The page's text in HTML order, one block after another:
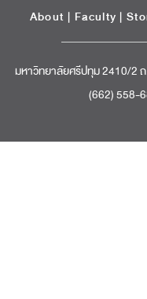
About | Faculty |
มหาวิทยาลัยศรีปทุม 2410/2
(662) 558-